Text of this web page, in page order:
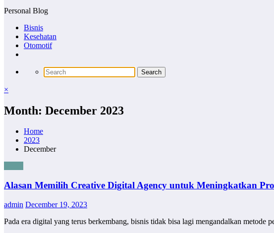
Personal Blog
Bisnis
Kesehatan
Otomotif
×
Month: December 2023
Home
2023
December
Alasan Memilih Creative Digital Agency untuk Meningkatkan
admin December 19, 2023
Pada era digital yang terus berkembang, bisnis tidak bisa lagi mengandalkan metode